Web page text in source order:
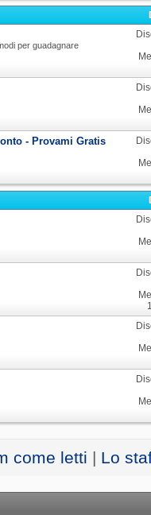
per guadagnare
- Provami Gratis
come letti | Lo